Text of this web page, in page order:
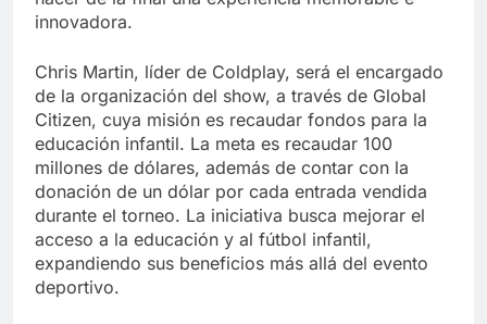
innovadora.
Chris Martin, líder de Coldplay, será el encargado
de la organización del show, a través de Global
Citizen, cuya misión es recaudar fondos para la
educación infantil. La meta es recaudar 100
millones de dólares, además de contar con la
donación de un dólar por cada entrada vendida
durante el torneo. La iniciativa busca mejorar el
acceso a la educación y al fútbol infantil,
expandiendo sus beneficios más allá del evento
deportivo.